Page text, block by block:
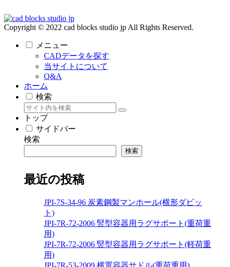
Copyright © 2022 cad blocks studio jp All Rights Reserved.
メニュー
CADデータを探す
当サイトについて
Q&A
ホーム
検索
トップ
サイドバー
検索
検索
最近の投稿
JPI-7S-34-96 炭素鋼製マンホール(横形ダビッ
ト)
JPI-7R-72-2006 竪型容器用ラグサポート(重荷重
用)
JPI-7R-72-2006 竪型容器用ラグサポート(軽荷重
用)
JPI-7R-53-2009 横置容器サドル(重荷重用)